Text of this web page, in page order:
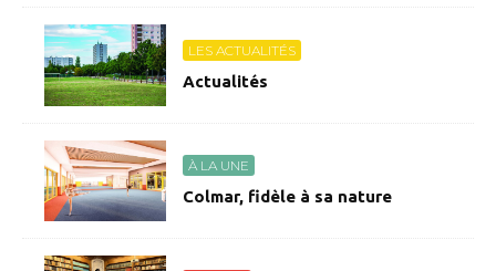
LES ACTUALITÉS
Actualités
À LA UNE
Colmar, fidèle à sa nature